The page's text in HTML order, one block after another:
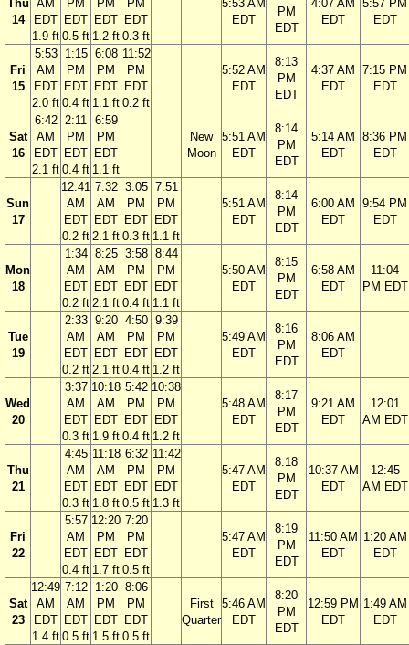
Thu
14
AM
EDT
1.9 ft
PM
EDT
0.5 ft
PM
EDT
1.2 ft
PM
EDT
0.3 ft
5:53 AM
EDT
PM
EDT
4:07 AM
EDT
5:57 PM
EDT
Fri
15
5:53
AM
EDT
2.0 ft
1:15
PM
EDT
0.4 ft
6:08
PM
EDT
1.1 ft
11:52
PM
EDT
0.2 ft
5:52 AM
EDT
8:13
PM
EDT
4:37 AM
EDT
7:15 PM
EDT
Sat
16
6:42
AM
EDT
2.1 ft
2:11
PM
EDT
0.4 ft
6:59
PM
EDT
1.1 ft
New
Moon
5:51 AM
EDT
8:14
PM
EDT
5:14 AM
EDT
8:36 PM
EDT
Sun
17
12:41
AM
EDT
0.2 ft
7:32
AM
EDT
2.1 ft
3:05
PM
EDT
0.3 ft
7:51
PM
EDT
1.1 ft
5:51 AM
EDT
8:14
PM
EDT
6:00 AM
EDT
9:54 PM
EDT
Mon
18
1:34
AM
EDT
0.2 ft
8:25
AM
EDT
2.1 ft
3:58
PM
EDT
0.4 ft
8:44
PM
EDT
1.1 ft
5:50 AM
EDT
8:15
PM
EDT
6:58 AM
EDT
11:04
PM EDT
Tue
19
2:33
AM
EDT
0.2 ft
9:20
AM
EDT
2.1 ft
4:50
PM
EDT
0.4 ft
9:39
PM
EDT
1.2 ft
5:49 AM
EDT
8:16
PM
EDT
8:06 AM
EDT
Wed
20
3:37
AM
EDT
0.3 ft
10:18
AM
EDT
1.9 ft
5:42
PM
EDT
0.4 ft
10:38
PM
EDT
1.2 ft
5:48 AM
EDT
8:17
PM
EDT
9:21 AM
EDT
12:01
AM EDT
Thu
21
4:45
AM
EDT
0.3 ft
11:18
AM
EDT
1.8 ft
6:32
PM
EDT
0.5 ft
11:42
PM
EDT
1.3 ft
5:47 AM
EDT
8:18
PM
EDT
10:37 AM
EDT
12:45
AM EDT
Fri
22
5:57
AM
EDT
0.4 ft
12:20
PM
EDT
1.7 ft
7:20
PM
EDT
0.5 ft
5:47 AM
EDT
8:19
PM
EDT
11:50 AM
EDT
1:20 AM
EDT
Sat
23
12:49
AM
EDT
1.4 ft
7:12
AM
EDT
0.5 ft
1:20
PM
EDT
1.5 ft
8:06
PM
EDT
0.5 ft
First
Quarter
5:46 AM
EDT
8:20
PM
EDT
12:59 PM
EDT
1:49 AM
EDT